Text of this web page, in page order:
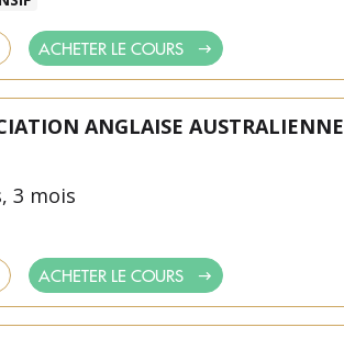
ACHETER LE COURS
ANGLAISE AUSTRALIENNE
3 mois
ACHETER LE COURS